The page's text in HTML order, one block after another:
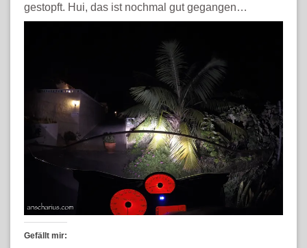
gestopft. Hui, das ist nochmal gut gegangen…
Gefällt mir: